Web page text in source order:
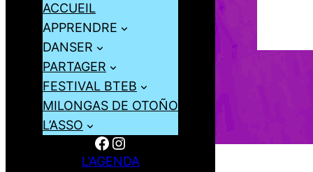
ACCUEIL
APPRENDRE
DANSER
PARTAGER
FESTIVAL BTEB
MILONGAS DE OTOÑO
L’ASSO
Facebook Instagram
L’AGENDA